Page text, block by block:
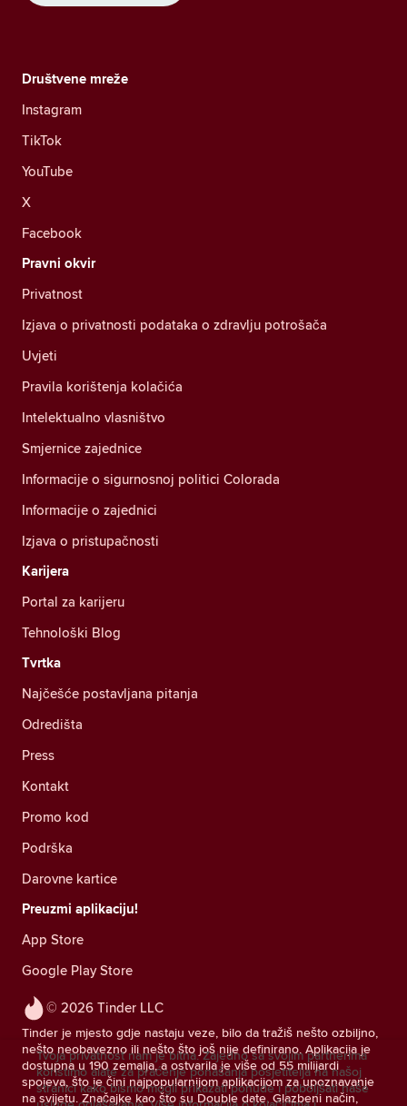
© 2026 Tinder LLC
Tinder je mjesto gdje nastaju veze, bilo da tražiš nešto ozbiljno,
nešto neobavezno ili nešto što još nije definirano. Aplikacija je
dostupna u 190 zemalja, a ostvarila je više od 55 milijardi
spojeva, što je čini najpopularnijom aplikacijom za upoznavanje
na svijetu. Značajke kao što su Double date, Glazbeni način,
Društvene mreže
Instagram
TikTok
YouTube
X
Facebook
Pravni okvir
Privatnost
Izjava o privatnosti podataka o zdravlju potrošača
Uvjeti
Pravila korištenja kolačića
Intelektualno vlasništvo
Smjernice zajednice
Informacije o sigurnosnoj politici Colorada
Informacije o zajednici
Izjava o pristupačnosti
Karijera
Portal za karijeru
Tehnološki Blog
Tvrtka
Najčešće postavljana pitanja
Odredišta
Press
Kontakt
Promo kod
Podrška
Darovne kartice
Preuzmi aplikaciju!
App Store
Google Play Store
Tvoja privatnost nam je bitna. Zajedno sa svojim partnerima
koristimo alate za praćenje ponašanja posjetitelja na našoj
stranici kako bismo mogli prikazati ponude i poboljšati naše